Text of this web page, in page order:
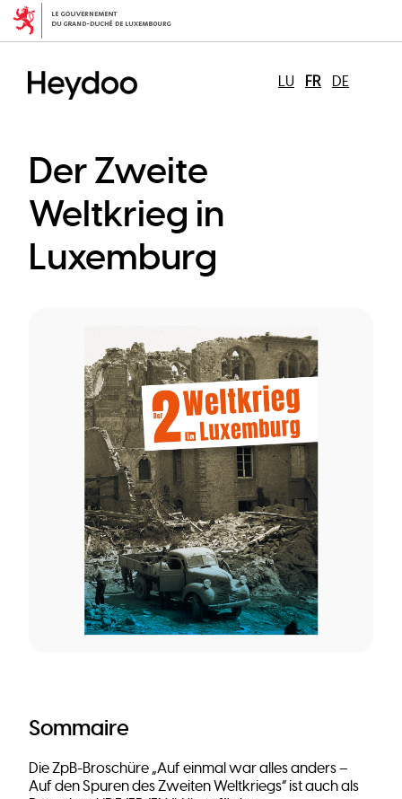
Aller
au
principal
LU FR DE
Der Zweite
Weltkrieg in
Luxemburg
Sommaire
Die ZpB-Broschüre „Auf einmal war alles anders –
Auf den Spuren des Zweiten Weltkriegs“ ist auch als